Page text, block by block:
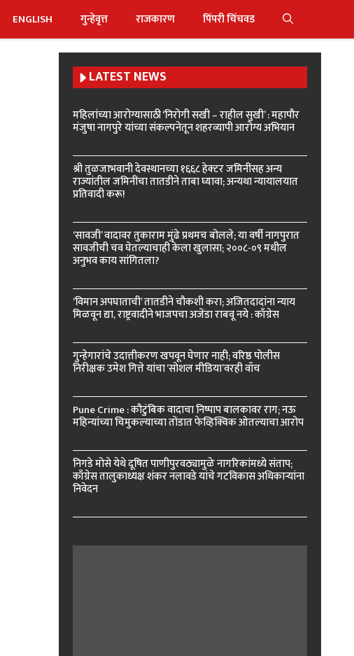
ENGLISH गुन्हेवृत्त राजकारण पिंपरी चिंचवड
LATEST NEWS
महिलांच्या आरोग्यासाठी ‘निरोगी सखी – राहील सुखी’ : महापौर
मंजुषा नागपुरे यांच्या संकल्पनेतून शहरव्यापी आरोग्य अभियान
श्री तुळजाभवानी देवस्थानच्या १६६८ हेक्टर जमिनींसह अन्य
राज्यांतील जमिनींचा तातडीने ताबा घ्यावा; अन्यथा न्यायालयात
प्रतिवादी करू!
‘सावजी’ वादावर तुकाराम मुंढे प्रथमच बोलले; या वर्षी नागपुरात
सावजीची चव घेतल्याचाही केला खुलासा; २००८-०९ मधील
अनुभव काय सांगितला?
‘विमान अपघाताची’ तातडीने चौकशी करा; अजितदादांना न्याय
मिळवून द्या, राष्ट्रवादीने भाजपचा अजेंडा राबवू नये : काँग्रेस
गुन्हेगारांचे उदात्तीकरण खपवून घेणार नाही; वरिष्ठ पोलीस
निरीक्षक उमेश गित्ते यांचा ‘सोशल मीडिया’वरही वॉच
Pune Crime : कौटुंबिक वादाचा निष्पाप बालकावर राग; नऊ
महिन्यांच्या चिमुकल्याच्या तोंडात फेव्हिक्विक ओतल्याचा आरोप
निगडे मोसे येथे दूषित पाणीपुरवठ्यामुळे नागरिकांमध्ये संताप;
काँग्रेस तालुकाध्यक्ष शंकर नलावडे यांचे गटविकास अधिकाऱ्यांना
निवेदन